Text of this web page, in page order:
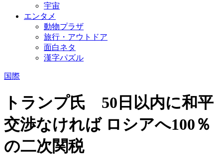
宇宙
エンタメ
動物プラザ
旅行・アウトドア
面白ネタ
漢字パズル
国際
トランプ氏 50日以内に和平
交渉なければ ロシアへ100％
の二次関税